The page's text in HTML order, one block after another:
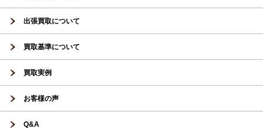
出張買取について
買取基準について
買取実例
お客様の声
Q&A